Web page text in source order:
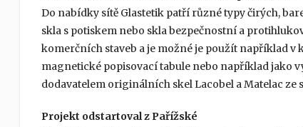
Do nabídky sítě Glastetik patří různé typy čirých,
skla s potiskem nebo skla bezpečnostní a
komerčních staveb a je možné je použít například v
magnetické popisovací tabule nebo například jako
dodavatelem originálních skel Lacobel a Matelac ze
Projekt odstartoval z Pařížské